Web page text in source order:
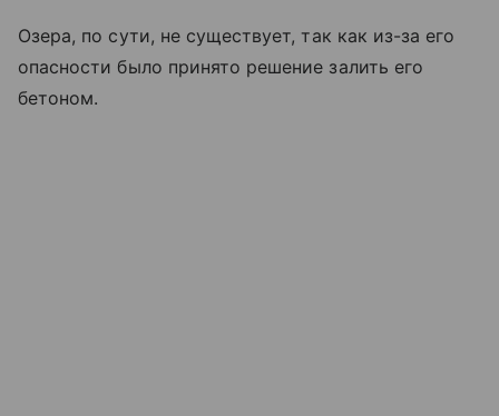
Озера, по сути, не существует, так как из-за его
опасности было принято решение залить его
бетоном.